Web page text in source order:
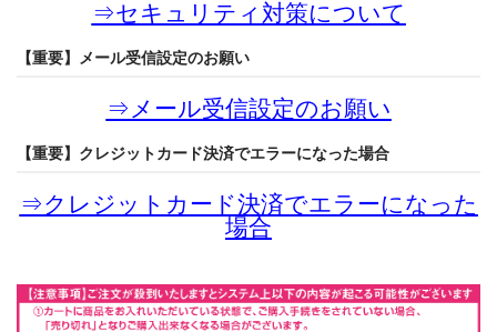
⇒セキュリティ対策について
【重要】メール受信設定のお願い
⇒メール受信設定のお願い
【重要】クレジットカード決済でエラーになった場合
⇒クレジットカード決済でエラーになった
場合